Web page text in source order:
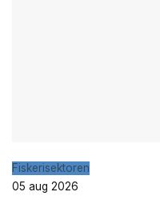
Fiskerisektoren
05 aug 2026